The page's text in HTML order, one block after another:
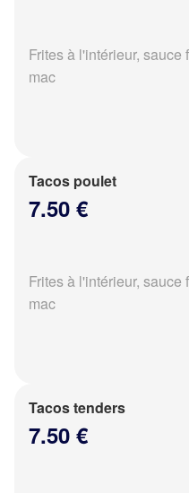
Frites à l'intérieur,
mac
Tacos poulet
7.50 €
Frites à l'intérieur,
mac
Tacos tenders
7.50 €